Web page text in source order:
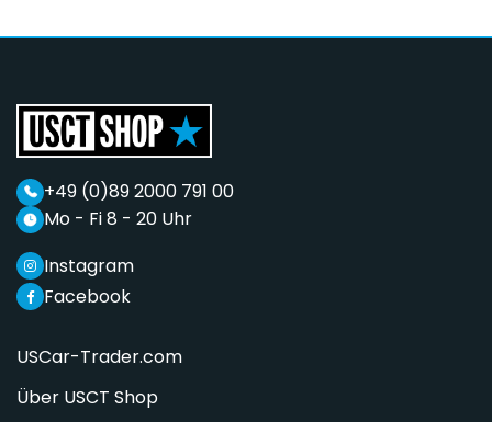
+49 (0)89 2000 791 00
Mo - Fi 8 - 20 Uhr
Facebook
Instagram
USCar-Trader.com
Über USCT Shop